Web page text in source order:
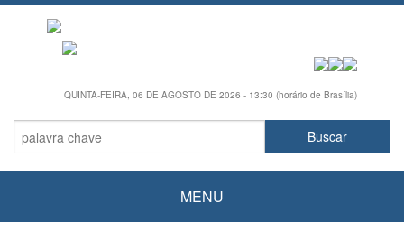
QUINTA-FEIRA, 06 DE AGOSTO DE 2026 - 13:30 (horário de Brasília)
MENU